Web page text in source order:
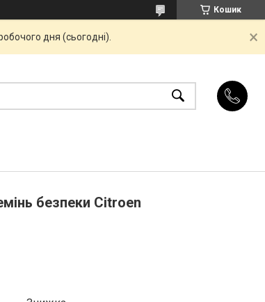
Кошик
дня (сьогодні).
безпеки Citroen